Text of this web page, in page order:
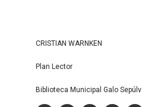
CRISTIAN WARNKEN
Plan Lector
Biblioteca Municipal Galo